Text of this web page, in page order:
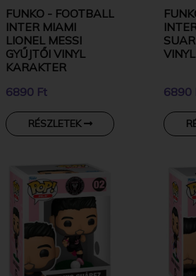
FUNKO - FOOTBALL
INTER MIAMI
LIONEL MESSI
GYŰJTŐI VINYL
KARAKTER
6890 Ft
RÉSZLETEK
6890